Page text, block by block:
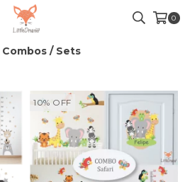
0
Combos / Sets
10% OFF